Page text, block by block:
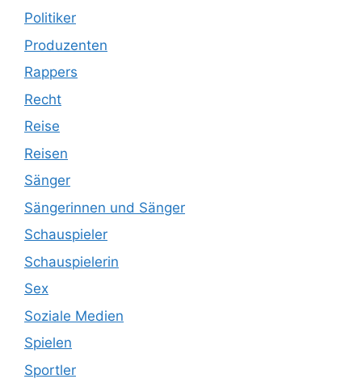
Politiker
Produzenten
Rappers
Recht
Reise
Reisen
Sänger
Sängerinnen und Sänger
Schauspieler
Schauspielerin
Sex
Soziale Medien
Spielen
Sportler